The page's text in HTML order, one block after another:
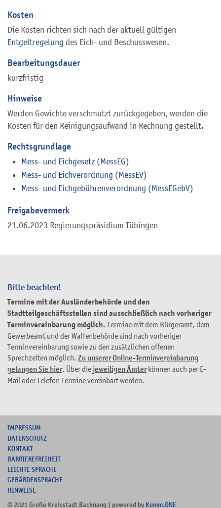
Bitte beachten!
Termine mit der Ausländerbehörde und den
Stadtteilgeschäftsstellen sind ausschließlich nach vorheriger
Terminvereinbarung möglich. Termine mit dem Bürgeramt, dem
Gewerbeamt und der Waffenbehörde sind nach vorheriger
Terminvereinbarung sowie zu den zusätzlichen offenen
Sprechzeiten möglich. Zu unserer Online-Terminvereinbarung
gelangen Sie hier. Über diejeweiligen Ämterkönnen auch per E-
Mail oder Telefon Termine vereinbart werden.
Kosten
Die Kosten richten sich nach der aktuell gültigen
Entgeltregelung des Eich- und Beschusswesen.
Bearbeitungsdauer
kurzfristig
Hinweise
Werden Gewichte verschmutzt zurückgegeben, werden die
Kosten für den Reinigungsaufwand in Rechnung gestellt.
Rechtsgrundlage
Mess- und Eichgesetz (MessEG)
Mess- und Eichverordnung (MessEV)
Mess- und Eichgebührenverordnung (MessEGebV)
Freigabevermerk
21.06.2023 Regierungspräsidium Tübingen
IMPRESSUM
DATENSCHUTZ
KONTAKT
BARRIEREFREIHEIT
LEICHTE SPRACHE
GEBÄRDENSPRACHE
HINWEISE
© 2021 Große Kreisstadt Backnang | powered by Komm.ONE